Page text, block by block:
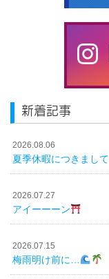
新着記事
2026.08.06
夏季休暇につきまして
2026.07.27
アイーーーン
2026.07.15
梅雨明け前に…